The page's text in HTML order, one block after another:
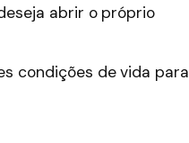
abrir o próprio
condições de vida para